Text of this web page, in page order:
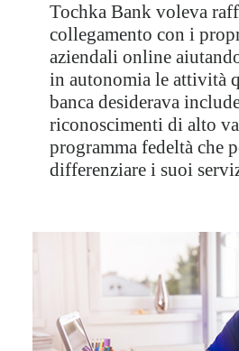
Tochka Bank voleva
collegamento con i
aziendali online
in autonomia le attività
banca desiderava
riconoscimenti di alto
programma fedeltà che
differenziare i suoi